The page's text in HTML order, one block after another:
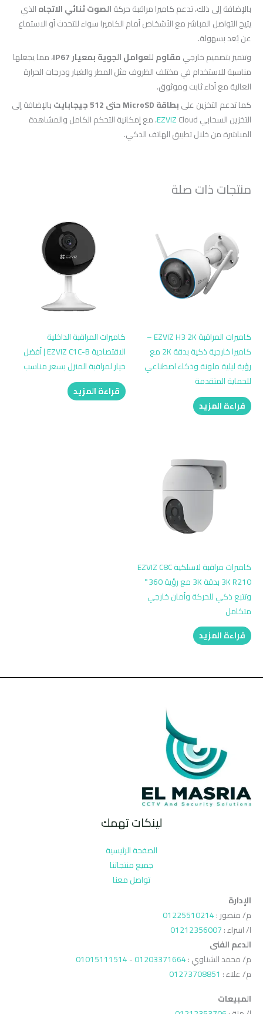
بالإضافة إلى ذلك، تدعم كاميرا مراقبة حركةالصوت ثنائي الاتجاهالذي
يتيح التواصل المباشر مع الأشخاص أمام الكاميرا سواء للتحدث أو الاستماع
عن بُعد بسهولة.
وتتميز بتصميم خارجيمقاوم للعوامل الجوية بمعيار IP67
، مما يجعلها
مناسبة للاستخدام في مختلف الظروف مثل المطر والغبار ودرجات الحرارة
العالية مع أداء ثابت وموثوق.
كما تدعم التخزين علىبطاقة MicroSD حتى 512 جيجابايت
بالإضافة إلى
التخزين السحابي
EZVIZCloud، مع إمكانية التحكم الكامل والمشاهدة
المباشرة من خلال تطبيق الهاتف الذكي.
منتجات ذات صلة
كاميرات المراقبة EZVIZ H3 2K –
كاميرا خارجية ذكية بدقة 2K مع
رؤية ليلية ملونة وذكاء اصطناعي
للحماية المتقدمة
قراءة المزيد
كاميرات المراقبة الداخلية
الاقتصادية EZVIZ C1C-B | أفضل
خيار لمراقبة المنزل بسعر مناسب
قراءة المزيد
كاميرات مراقبة لاسلكية EZVIZ C8C
3K R210 بدقة 3K مع رؤية 360°
وتتبع ذكي للحركة وأمان خارجي
متكامل
قراءة المزيد
لينكات تهمك
الصفحة الرئيسية
جميع منتجاتنا
تواصل معنا
الإدارة
م/ منصور :01225510214
ا/ اسراء :01212356007
الدعم الفنى
م/ محمد الشناوي :01203371664
-
01015111514
م/ علاء : 01273708851
المبيعات